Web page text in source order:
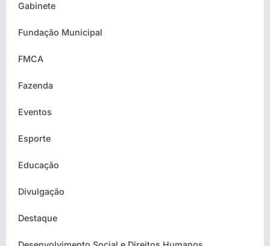
Gabinete
Fundação Municipal
FMCA
Fazenda
Eventos
Esporte
Educação
Divulgação
Destaque